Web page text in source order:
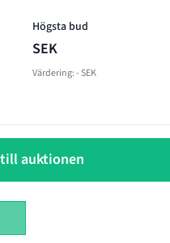
Högsta bud
SEK
Värdering: - SEK
auktionen